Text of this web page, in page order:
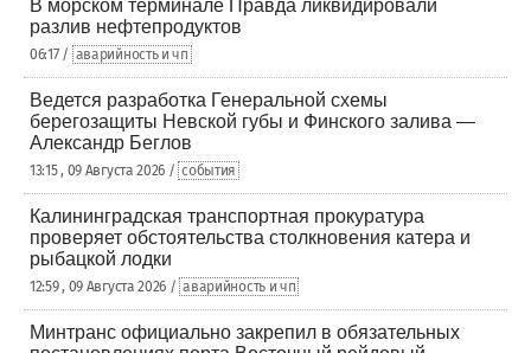
В морском терминале Правда ликвидировали
разлив нефтепродуктов
06:17 / аварийность и чп
Ведется разработка Генеральной схемы
берегозащиты Невской губы и Финского залива —
Александр Беглов
13:15 , 09 Августа 2026 / события
Калининградская транспортная прокуратура
проверяет обстоятельства столкновения катера и
рыбацкой лодки
12:59 , 09 Августа 2026 / аварийность и чп
Минтранс официально закрепил в обязательных